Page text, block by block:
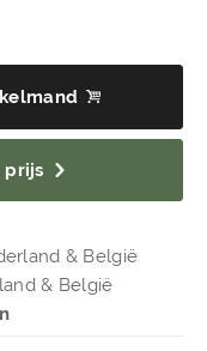
prijs
& België
& België